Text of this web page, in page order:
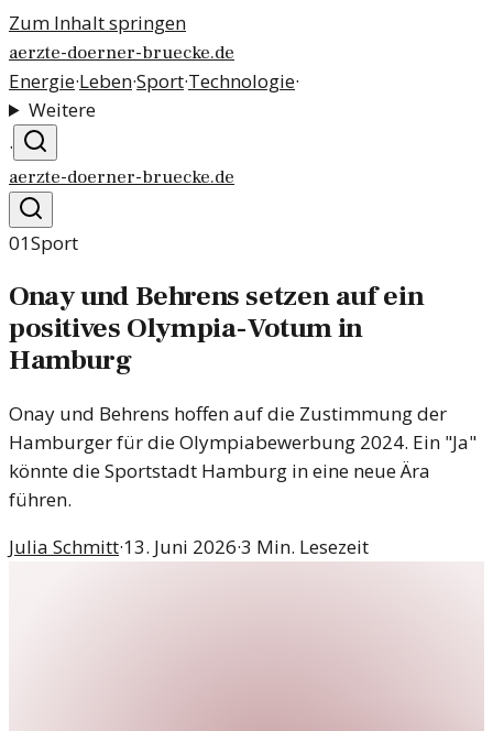
Zum Inhalt springen
aerzte-doerner-bruecke.de
Energie·Leben·Sport·Technologie·
Weitere
·
aerzte-doerner-bruecke.de
01Sport
Onay und Behrens setzen auf ein
positives Olympia-Votum in
Hamburg
Onay und Behrens hoffen auf die Zustimmung der
Hamburger für die Olympiabewerbung 2024. Ein "Ja"
könnte die Sportstadt Hamburg in eine neue Ära
führen.
Julia Schmitt·13. Juni 2026·3 Min. Lesezeit